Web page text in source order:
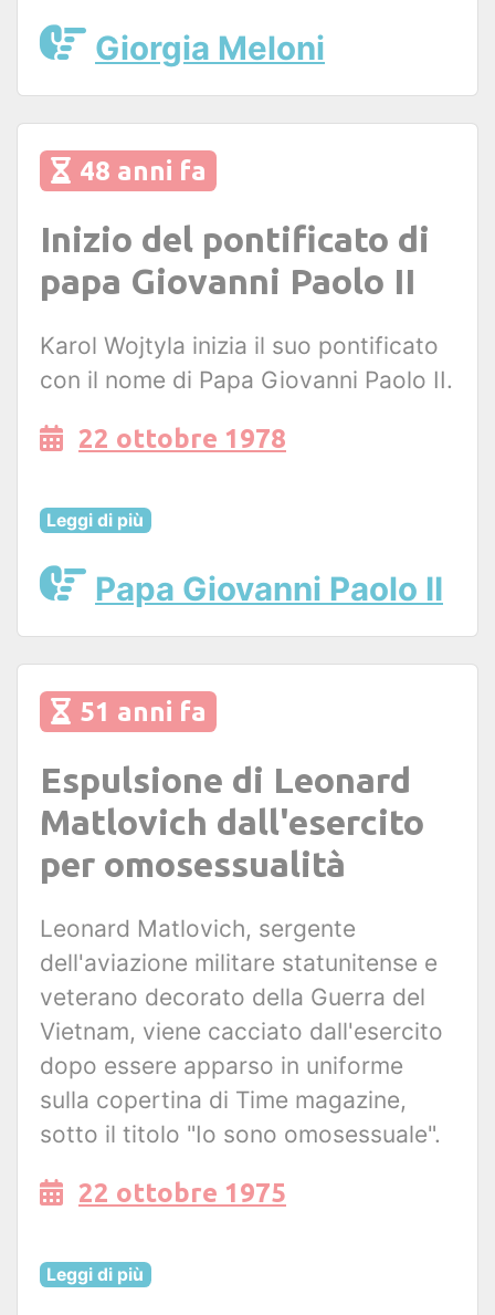
Giorgia Meloni
48 anni fa
Inizio del pontificato di
papa Giovanni Paolo II
Karol Wojtyla inizia il suo pontificato
con il nome di Papa Giovanni Paolo II.
22 ottobre 1978
Leggi di più
Papa Giovanni Paolo II
51 anni fa
Espulsione di Leonard
Matlovich dall'esercito
per omosessualità
Leonard Matlovich, sergente
dell'aviazione militare statunitense e
veterano decorato della Guerra del
Vietnam, viene cacciato dall'esercito
dopo essere apparso in uniforme
sulla copertina di Time magazine,
sotto il titolo "Io sono omosessuale".
22 ottobre 1975
Leggi di più